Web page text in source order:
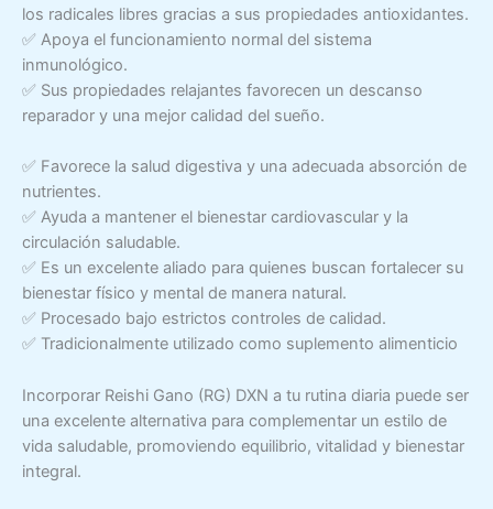
los radicales libres gracias a sus propiedades antioxidantes.
✅ Apoya el funcionamiento normal del sistema
inmunológico.
✅ Sus propiedades relajantes favorecen un descanso
reparador y una mejor calidad del sueño.
✅ Favorece la salud digestiva y una adecuada absorción de
nutrientes.
✅ Ayuda a mantener el bienestar cardiovascular y la
circulación saludable.
✅ Es un excelente aliado para quienes buscan fortalecer su
bienestar físico y mental de manera natural.
✅ Procesado bajo estrictos controles de calidad.
✅ Tradicionalmente utilizado como suplemento alimenticio
Incorporar Reishi Gano (RG) DXN a tu rutina diaria puede ser
una excelente alternativa para complementar un estilo de
vida saludable, promoviendo equilibrio, vitalidad y bienestar
integral.